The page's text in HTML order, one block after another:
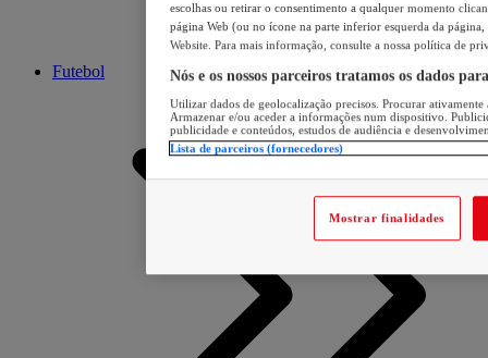
Futebol
escolhas ou retirar o consentimento a qualquer momento
página Web (ou no ícone na parte inferior esquerda da página,
Website. Para mais informação, consulte a nossa política de
Nós e os nossos parceiros tratamos os dados
Utilizar dados de geolocalização precisos. Procurar
Armazenar e/ou aceder a informações num dispositivo.
publicidade e conteúdos, estudos de audiência e
Lista de parceiros (fornecedores)
Mostrar finalidades